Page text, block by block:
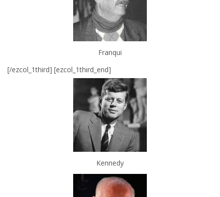
Franqui
[/ezcol_1third] [ezcol_1third_end]
Kennedy